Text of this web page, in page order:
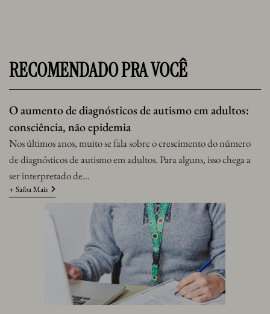
RECOMENDADO PRA VOCÊ
O aumento de diagnósticos de autismo em adultos:
consciência, não epidemia
Nos últimos anos, muito se fala sobre o crescimento do número
de diagnósticos de autismo em adultos. Para alguns, isso chega a
ser interpretado de…
+ Saiba Mais